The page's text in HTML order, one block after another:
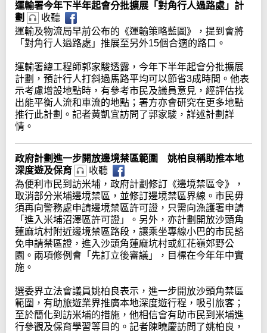
運輸署今年下半年起會分批擴展「對角行人過路處」計
劃
收聽
運輸及物流局早前公布的《運輸策略藍圖》，提到會將
「對角行人過路處」推展至另外15個合適的路口。
運輸署總工程師郭家駿透露，今年下半年起會分批擴展
計劃，預計行人打斜過馬路平均可以節省3成時間。他表
示考慮增設地點時，有參考市民及議員意見，經評估找
出能平衡人流和車流的地點；署方亦會研究在更多地點
推行此計劃。記者黃凱宜訪問了郭家駿，詳述計劃詳
情。
政府計劃進一步開放邊境禁區範圍 姚柏良稱助推本地
深度遊及保育
收聽
為便利市民到訪米埔，政府計劃修訂《邊境禁區令》，
取消部分米埔邊境禁區，並修訂邊境禁區界線。市民毋
須再向警務處申請邊境禁區許可證，只需向漁護署申請
「進入米埔沼澤區許可證」。另外，亦計劃開放沙頭角
蓮麻坑村附近邊境禁區路段，讓乘坐專線小巴的市民豁
免申請禁區證，進入沙頭角蓮麻坑村或紅花嶺郊野公
園。兩項修例會「先訂立後審議」，目標在今年年中實
施。
選委界立法會議員姚柏良表示，進一步開放沙頭角禁區
範圍，有助旅遊業界推廣本地深度遊行程，吸引旅客；
至於簡化到訪米埔的措施，他相信會有助市民到米埔進
行參觀及保育學習等目的。記者陳曉慶訪問了姚柏良，